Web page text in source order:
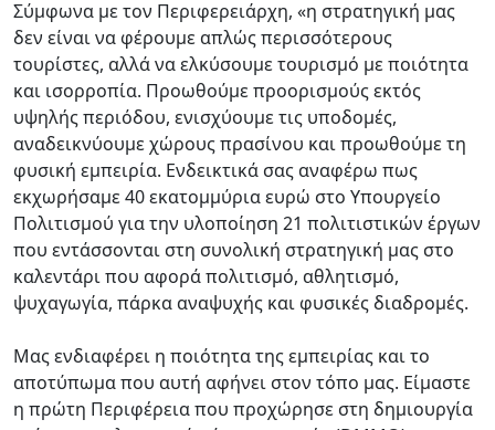
Σύμφωνα με τον Περιφερειάρχη, «η στρατηγική μας
δεν είναι να φέρουμε απλώς περισσότερους
τουρίστες, αλλά να ελκύσουμε τουρισμό με ποιότητα
και ισορροπία. Προωθούμε προορισμούς εκτός
υψηλής περιόδου, ενισχύουμε τις υποδομές,
αναδεικνύουμε χώρους πρασίνου και προωθούμε τη
φυσική εμπειρία. Ενδεικτικά σας αναφέρω πως
εκχωρήσαμε 40 εκατομμύρια ευρώ στο Υπουργείο
Πολιτισμού για την υλοποίηση 21 πολιτιστικών έργων
που εντάσσονται στη συνολική στρατηγική μας στο
καλεντάρι που αφορά πολιτισμό, αθλητισμό,
ψυχαγωγία, πάρκα αναψυχής και φυσικές διαδρομές.
Μας ενδιαφέρει η ποιότητα της εμπειρίας και το
αποτύπωμα που αυτή αφήνει στον τόπο μας. Είμαστε
η πρώτη Περιφέρεια που προχώρησε στη δημιουργία